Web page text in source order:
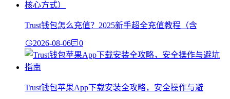
Trust钱包怎么充值？2025新手超全充值教程（含
2026-08-06 0
Trust钱包苹果App下载安装全攻略，安全操作与避